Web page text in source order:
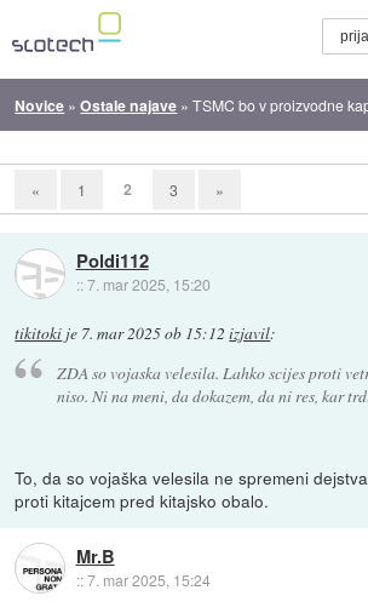
Novice »Ostale najave »TSMC bo v proizvodne
« 1 2 3 »
Poldi112
::7. mar 2025, 15:20
tikitoki je 7. mar 2025 ob 15:12 izjavil:
ZDA so vojaska velesila. Lahko scijes proti
niso. Ni na meni, da dokazem, da ni res, kar
To, da so vojaška velesila ne spremeni
proti kitajcem pred kitajsko obalo.
Mr.B
::7. mar 2025, 15:24